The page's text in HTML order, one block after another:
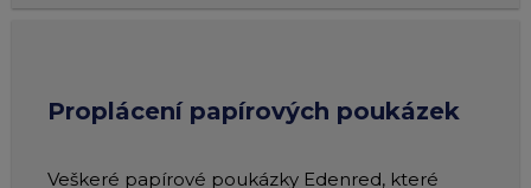
Proplácení papírových poukázek
Veškeré papírové poukázky Edenred, které